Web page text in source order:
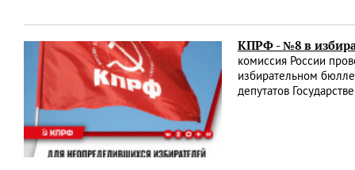
КПРФ - №8 в
комиссия России
избирательном
депутатов